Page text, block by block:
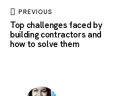
PREVIOUS
Top challenges faced by
building contractors and
how to solve them